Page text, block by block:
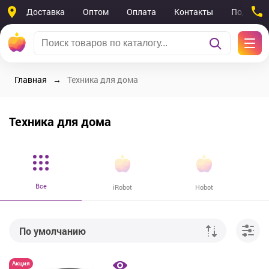
Доставка Оптом Оплата Контакты
Главная Техника для дома
Техника для дома
Все iRobot Hobot
По умолчанию
От дешевых к дорогим
Акция